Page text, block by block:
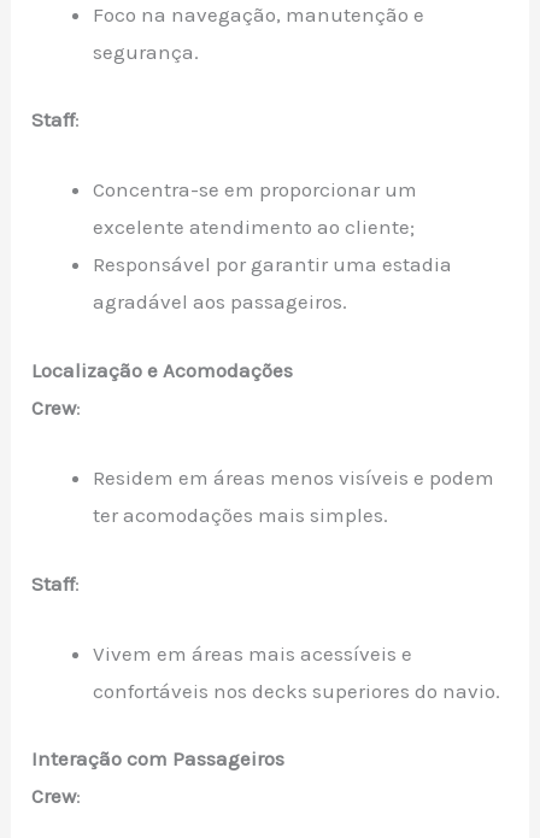
Foco na navegação, manutenção e
segurança.
Staff:
Concentra-se em proporcionar um
excelente atendimento ao cliente;
Responsável por garantir uma estadia
agradável aos passageiros.
Localização e Acomodações
Crew:
Residem em áreas menos visíveis e podem
ter acomodações mais simples.
Staff:
Vivem em áreas mais acessíveis e
confortáveis nos decks superiores do navio.
Interação com Passageiros
Crew: